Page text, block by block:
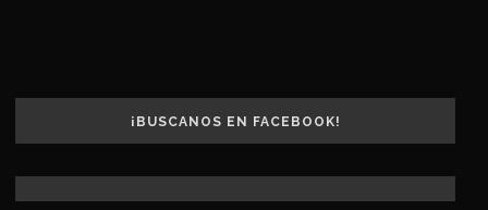
¡BUSCANOS EN FACEBOOK!